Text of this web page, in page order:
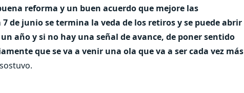
reforma y un buen acuerdo que mejore las
7 de junio se termina la veda de los retiros y se puede abrir
año y si no hay una señal de avance, de poner sentido
que se va a venir una ola que va a ser cada vez más